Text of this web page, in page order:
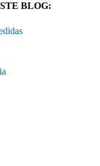
BLOG: